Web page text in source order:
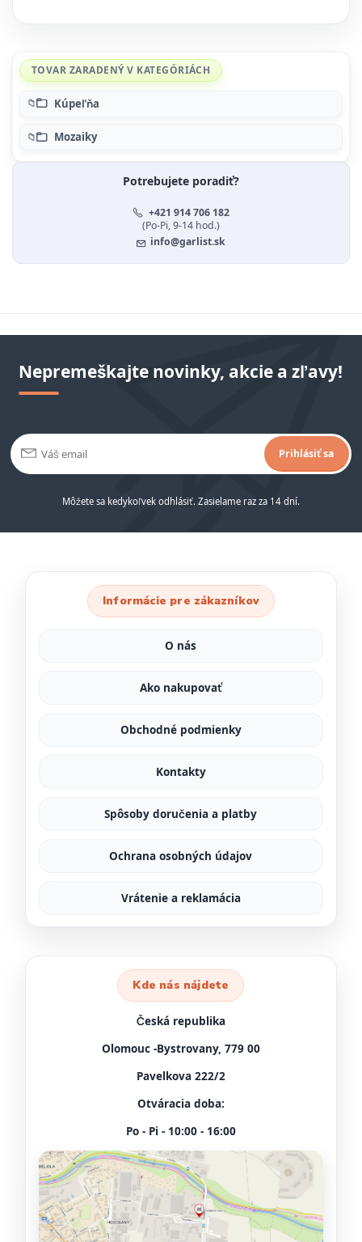
TOVAR ZARADENÝ V KATEGÓRIÁCH
Kúpeľňa
Mozaiky
Potrebujete poradiť?
+421 914 706 182
(Po-Pi, 9-14 hod.)
info@garlist.sk
Nepremeškajte novinky, akcie a zľavy!
Prihlásiť sa
Môžete sa kedykoľvek odhlásiť. Zasielame raz za 14 dní.
Informácie pre zákazníkov
O nás
Ako nakupovať
Obchodné podmienky
Kontakty
Spôsoby doručenia a platby
Ochrana osobných údajov
Vrátenie a reklamácia
Kde nás nájdete
Česká republika
Olomouc -Bystrovany, 779 00
Pavelkova 222/2
Otváracia doba:
Po - Pi - 10:00 - 16:00